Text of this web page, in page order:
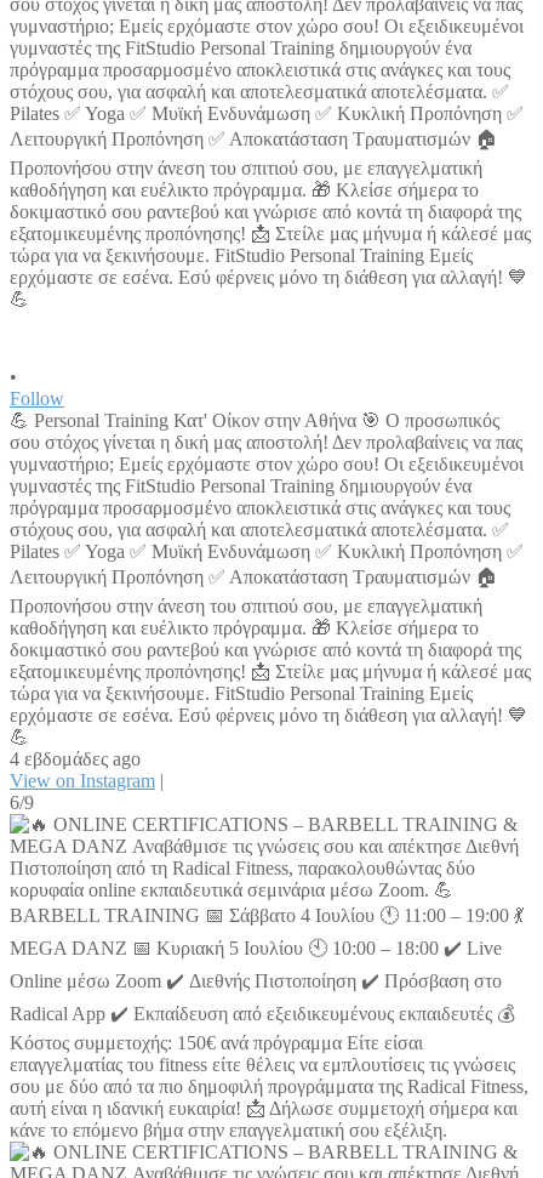
•
Follow
💪 Personal Training Κατ' Οίκον στην Αθήνα 🎯 Ο προσωπικός
σου στόχος γίνεται η δική μας αποστολή! Δεν προλαβαίνεις να πας
γυμναστήριο; Εμείς ερχόμαστε στον χώρο σου! Οι εξειδικευμένοι
γυμναστές της FitStudio Personal Training δημιουργούν ένα
πρόγραμμα προσαρμοσμένο αποκλειστικά στις ανάγκες και τους
στόχους σου, για ασφαλή και αποτελεσματικά αποτελέσματα. ✅
Pilates ✅ Yoga ✅ Μυϊκή Ενδυνάμωση ✅ Κυκλική Προπόνηση ✅
Λειτουργική Προπόνηση ✅ Αποκατάσταση Τραυματισμών 🏠
Προπονήσου στην άνεση του σπιτιού σου, με επαγγελματική
καθοδήγηση και ευέλικτο πρόγραμμα. 🎁 Κλείσε σήμερα το
δοκιμαστικό σου ραντεβού και γνώρισε από κοντά τη διαφορά της
εξατομικευμένης προπόνησης! 📩 Στείλε μας μήνυμα ή κάλεσέ μας
τώρα για να ξεκινήσουμε. FitStudio Personal Training Εμείς
ερχόμαστε σε εσένα. Εσύ φέρνεις μόνο τη διάθεση για αλλαγή! 💙
💪
4 εβδομάδες ago
View on Instagram |
6/9